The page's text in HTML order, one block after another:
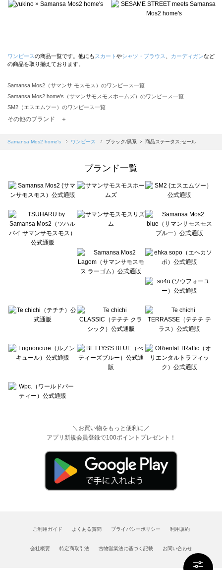
ワンピースの商品一覧です。他にも スカート やシャツ・ブラウス カーディガンなど
の商品を取り揃えております。
Samansa Mos2（サマンサ モスモス）のワンピース一覧
Samansa Mos2 home's（サマンサモスモスホームズ）のワンピース一覧
SM2（エスエムツー）のワンピース一覧
TSUHARU by Samansa Mos2（ツハルバイサマンサモスモス）のワンピース一覧
Samansa Mos2 blue（サマンサモスモス ブルー）のワンピース一覧
sō4ū（ソウフォーユー）のワンピース一覧
Te chichi（テチチ）のワンピース一覧
Te chichi CLASSIC（テチチ クラシック）のワンピース一覧
Lugnoncure（ルノンキュール）のワンピース一覧
BETTY'S BLUE（べティーズブルー）のワンピース一覧
Wpc.（ワールドパーティー）のワンピース一覧
その他のブランド ＋
Samansa Mos2 home's ワンピース ブラック/黒系 商品ステータス:セール
ブランド一覧
＼お買い物をもっと便利に／
アプリ新規会員登録で100ポイントプレゼント！
ご利用ガイド よくある質問 プライバシーポリシー 利用規約
会社概要 特定商取引法 古物営業法に基づく記載 お問い合わせ